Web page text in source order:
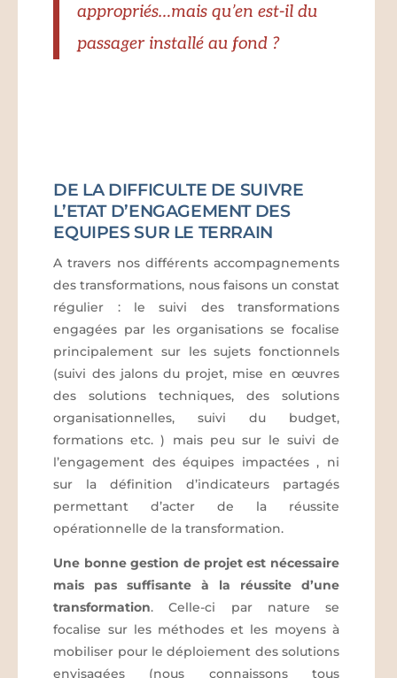
appropriés…mais qu’en est-il du
passager installé au fond ?
DE LA DIFFICULTE DE SUIVRE
L’ETAT D’ENGAGEMENT DES
EQUIPES SUR LE TERRAIN
A travers nos différents accompagnements
des transformations, nous faisons un constat
régulier : le suivi des transformations
engagées par les organisations se focalise
principalement sur les sujets fonctionnels
(suivi des jalons du projet, mise en œuvres
des solutions techniques, des solutions
organisationnelles, suivi du budget,
formations etc. ) mais peu sur le suivi de
l’engagement des équipes impactées , ni
sur la définition d’indicateurs partagés
permettant d’acter de la réussite
opérationnelle de la transformation.
Une bonne gestion de projet est nécessaire
mais pas suffisante à la réussite d’une
transformation. Celle-ci par nature se
focalise sur les méthodes et les moyens à
mobiliser pour le déploiement des solutions
envisagées (nous connaissons tous